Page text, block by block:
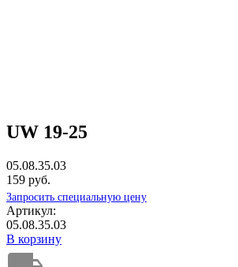
UW 19-25
05.08.35.03
159 руб.
Запросить специальную цену
Артикул:
05.08.35.03
В корзину